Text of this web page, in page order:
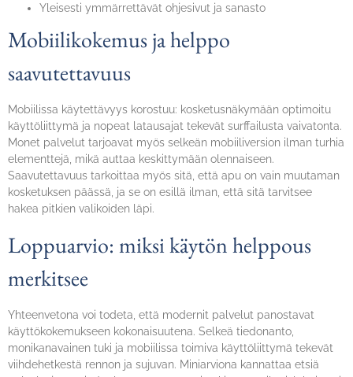
Yleisesti ymmärrettävät ohjesivut ja sanasto
Mobiilikokemus ja helppo
saavutettavuus
Mobiilissa käytettävyys korostuu: kosketusnäkymään optimoitu
käyttöliittymä ja nopeat latausajat tekevät surffailusta vaivatonta.
Monet palvelut tarjoavat myös selkeän mobiiliversion ilman turhia
elementtejä, mikä auttaa keskittymään olennaiseen.
Saavutettavuus tarkoittaa myös sitä, että apu on vain muutaman
kosketuksen päässä, ja se on esillä ilman, että sitä tarvitsee
hakea pitkien valikoiden läpi.
Loppuarvio: miksi käytön helppous
merkitsee
Yhteenvetona voi todeta, että modernit palvelut panostavat
käyttökokemukseen kokonaisuutena. Selkeä tiedonanto,
monikanavainen tuki ja mobiilissa toimiva käyttöliittymä tekevät
viihdehetkestä rennon ja sujuvan. Miniarviona kannattaa etsiä